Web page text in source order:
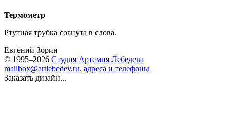
Термометр
Ртутная трубка согнута в слова.
Евгений Зорин
© 1995–2026 Студия Артемия Лебедева
mailbox@artlebedev.ru, адреса и телефоны
Заказать дизайн...